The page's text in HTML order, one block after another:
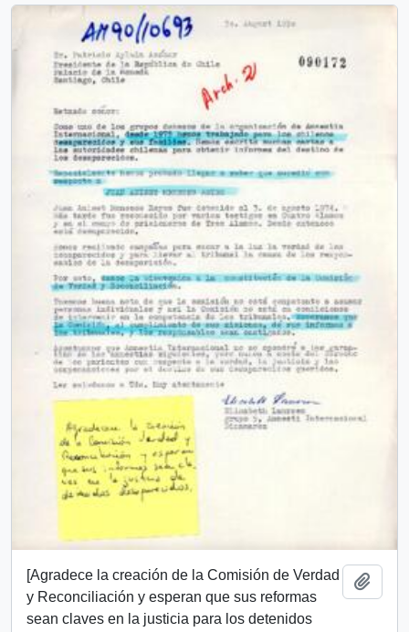
[Agradece la creación de la Comisión de Verdad
y Reconciliación y esperan que sus reformas
sean claves en la justicia para los detenidos